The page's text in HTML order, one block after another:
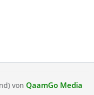
von QaamGo Media